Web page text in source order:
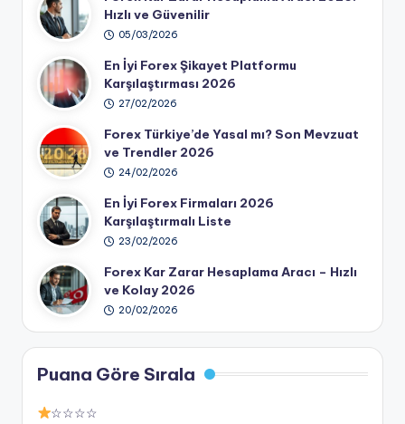
Hızlı ve Güvenilir
05/03/2026
En İyi Forex Şikayet Platformu
Karşılaştırması 2026
27/02/2026
Forex Türkiye’de Yasal mı? Son Mevzuat
ve Trendler 2026
24/02/2026
En İyi Forex Firmaları 2026
Karşılaştırmalı Liste
23/02/2026
Forex Kar Zarar Hesaplama Aracı – Hızlı
ve Kolay 2026
20/02/2026
Puana Göre Sırala
☆☆☆☆